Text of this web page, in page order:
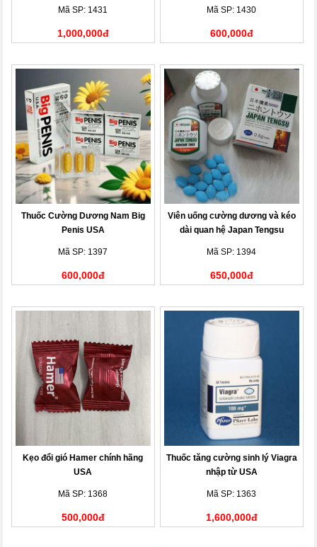
Mã SP: 1431
1,000,000đ
Mã SP: 1430
600,000đ
Thuốc Cường Dương Nam Big
Penis USA
Mã SP: 1397
600,000đ
Viên uống cường dương và kéo
dài quan hệ Japan Tengsu
Mã SP: 1394
650,000đ
Kẹo đổi gió Hamer chính hãng
USA
Mã SP: 1368
500,000đ
Thuốc tăng cường sinh lý Viagra
nhập từ USA
Mã SP: 1363
1,600,000đ